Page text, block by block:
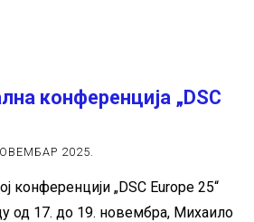
конференција „DSC
2025.
конференцији „DSC Europe 25“
од 17. до 19. новембра, Михаило